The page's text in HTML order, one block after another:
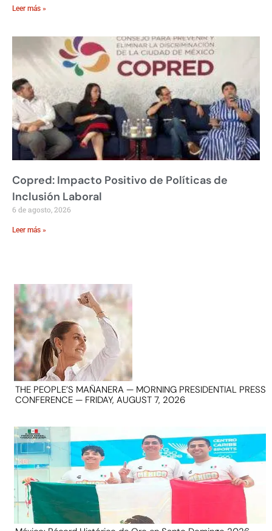
Leer más »
Copred: Impacto Positivo de Políticas de
Inclusión Laboral
6 de agosto, 2026
Leer más »
THE PEOPLE’S MAÑANERA — MORNING PRESIDENTIAL PRESS
CONFERENCE — FRIDAY, AUGUST 7, 2026